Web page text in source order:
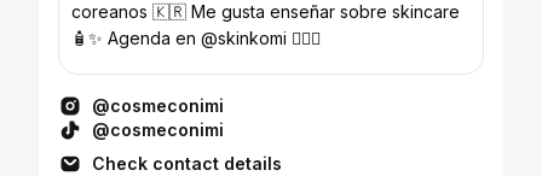
coreanos 🇰🇷 Me gusta enseñar sobre skincare
🧴✨ Agenda en @skinkomi 💆🏻‍♀️
@cosmeconimi
@cosmeconimi
Check contact details